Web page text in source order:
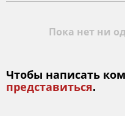
Пока нет ни
Чтобы написать
представиться.